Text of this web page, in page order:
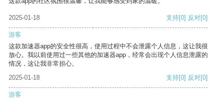
2025-01-18 支持[0] 反对[0]
游客
这款加速器app的安全性很高，使用过程中不会泄露个人信息，这让我很
放心。我以前使用过一些其他的加速器app，经常会出现个人信息泄露的
情况，这让我非常担心。
2025-01-18
支持[0] 反对[0]
游客